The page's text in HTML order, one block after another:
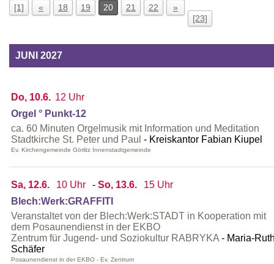
[1] « 18 19 20 21 22
»
[23]
JUNI 2027
Do, 10.6. 12 Uhr
Orgel ° Punkt-12
ca. 60 Minuten Orgelmusik mit Information und Meditation
Stadtkirche St. Peter und Paul
Kreiskantor Fabian Kiupel
Ev. Kirchengemeinde Görlitz Innenstadtgemeinde
Sa, 12.6. 10 Uhr - So, 13.6.
15 Uhr
Blech:Werk:GRAFFITI
Veranstaltet von der Blech:Werk:STADT in Kooperation mit
dem Posaunendienst in der EKBO
Zentrum für Jugend- und Soziokultur RABRYKA
Maria-
Schäfer
Posaunendienst in der EKBO - Ev. Zentrum